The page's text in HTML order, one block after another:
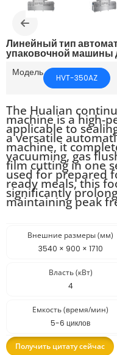
Линейный тип
упаковочной машины
Модель HVT-350AZ
The Hualian
machine is a high-
applicable to
a versatile
machine, it
vacuuming, gas
film cutting in one
used for prepared
ready meals, this
significantly
maintaining peak
Внешние размеры (мм)
3540 × 900 × 1710
Власть (кВт)
4
Емкость (время/мин)
5-6 циклов
Получить цитату сейчас